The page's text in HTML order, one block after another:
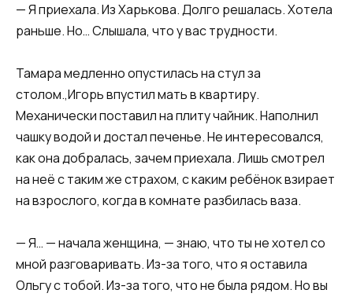
— Я приехала. Из Харькова. Долго решалась. Хотела
раньше. Но… Слышала, что у вас трудности.
Тамара медленно опустилась на стул за
столом.,Игорь впустил мать в квартиру.
Механически поставил на плиту чайник. Наполнил
чашку водой и достал печенье. Не интересовался,
как она добралась, зачем приехала. Лишь смотрел
на неё с таким же страхом, с каким ребёнок взирает
на взрослого, когда в комнате разбилась ваза.
— Я… — начала женщина, — знаю, что ты не хотел со
мной разговаривать. Из-за того, что я оставила
Ольгу с тобой. Из-за того, что не была рядом. Но вы